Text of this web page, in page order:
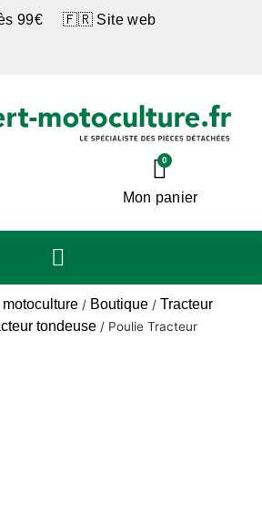
99€ 🇫🇷 Site web
0
Mon panier
/ Boutique / Tracteur
tondeuse / Poulie Tracteur